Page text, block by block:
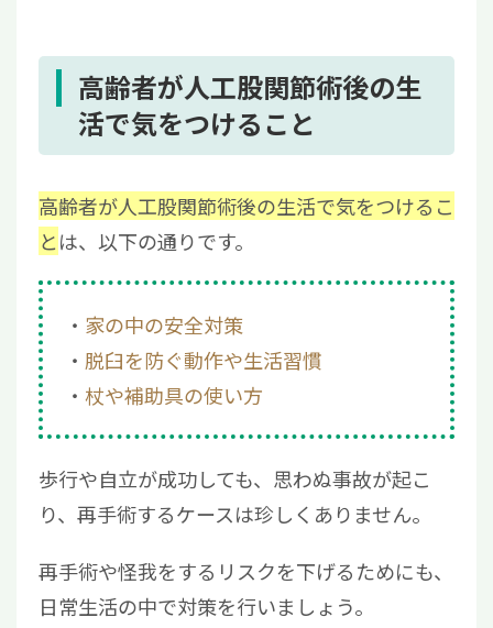
高齢者が人工股関節術後の生
活で気をつけること
高齢者が人工股関節術後の生活で気をつけるこ
とは、以下の通りです。
家の中の安全対策
脱臼を防ぐ動作や生活習慣
杖や補助具の使い方
歩行や自立が成功しても、思わぬ事故が起こ
り、再手術するケースは珍しくありません。
再手術や怪我をするリスクを下げるためにも、
日常生活の中で対策を行いましょう。